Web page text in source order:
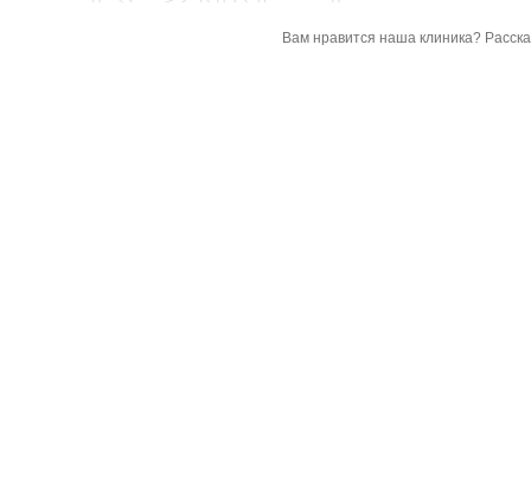
Вам нравится наша клиника?